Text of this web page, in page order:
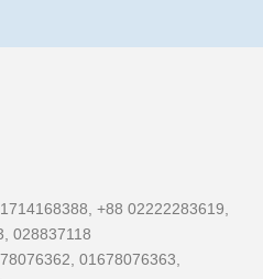
+88 02222283619,
028837118
01678076363,